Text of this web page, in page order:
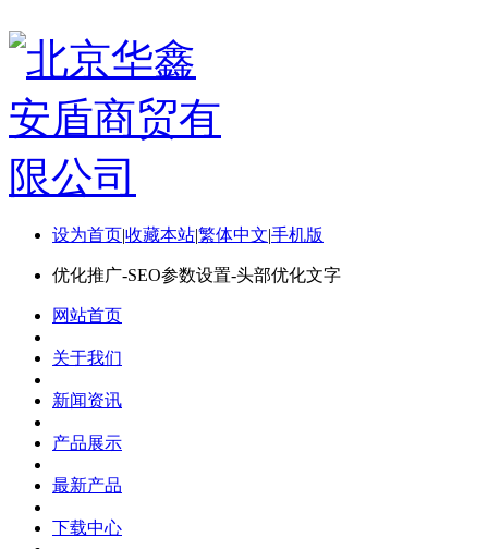
设为首页|收藏本站|繁体中文|手机版
优化推广-SEO参数设置-头部优化文字
网站首页
关于我们
新闻资讯
产品展示
最新产品
下载中心